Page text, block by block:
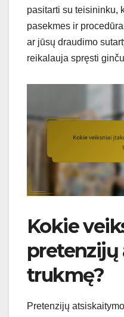
pasitarti su teisininku,
pasekmes ir
ar jūsų draudimo
reikalauja spręsti
Kokie
trukmę?
Pretenzijų